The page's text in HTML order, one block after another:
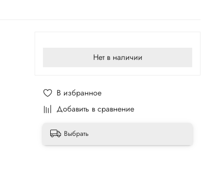
Нет в наличии
В избранное
Добавить в сравнение
Выбрать